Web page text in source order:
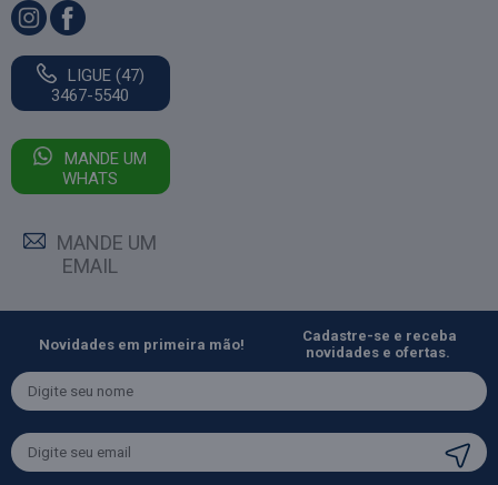
LIGUE (47)
3467-5540
MANDE UM
WHATS
MANDE UM
EMAIL
Novidades em primeira mão!
Cadastre-se e receba
novidades e ofertas.